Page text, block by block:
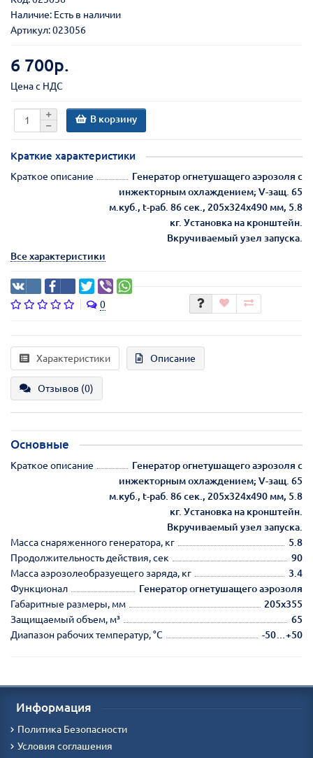
Наличие: Есть в наличии
Артикул: 023056
6 700р.
Цена с НДС
В корзину
Краткие характеристики
Краткое описание
Генератор огнетушащего аэрозоля с
инжекторным охлаждением; V-защ. 65
м.куб., t-раб. 86 сек., 205х324х490 мм, 5.8
кг. Установка на кронштейн.
Вкручиваемый узел запуска.
Все характеристики
0
Характеристики Описание
Отзывов (0)
Основные
Краткое описание
Генератор огнетушащего аэрозоля с
инжекторным охлаждением; V-защ. 65
м.куб., t-раб. 86 сек., 205х324х490 мм, 5.8
кг. Установка на кронштейн.
Вкручиваемый узел запуска.
Масса снаряженного генератора, кг
5.8
Продолжительность действия, сек
90
Масса аэрозолеобразуещего заряда, кг
3.4
Функционал
Генератор огнетушащего аэрозоля
Габаритные размеры, мм
205х355
Защищаемый объем, м³
65
Диапазон рабочих температур, °С
-50…+50
Информация
Политика Безопасности
Условия соглашения